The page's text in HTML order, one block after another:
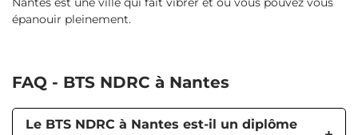
épanouir pleinement.
FAQ - BTS NDRC à Nantes
Le BTS NDRC à Nantes est-il un diplôme